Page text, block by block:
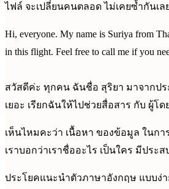
ไฟล์ จะเปลี่ยนคนตลอด ไม่เคยซ้ำกันเล
Hi, everyone. My name is Suriya from
in this flight. Feel free to call me if you
สวัสดีค่ะ ทุกคน ฉันชื่อ สุริยา มาจากป
เยอะ เรียกฉันให้ไปช่วยสื่อสาร กับ ผู้
เห็นไหมคะว่า เนื้อหา ของข้อมูล ในกา
เราบอกว่าเราชื่ออะไร เป็นใคร มีปร
ประโยคแนะนำตัวภาษาอังกฤษ แบบง่า